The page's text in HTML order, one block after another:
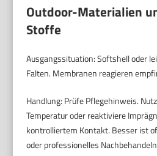
Outdoor-Materialien
Stoffe
Ausgangssituation: Softshell oder
Falten. Membranen reagieren
Handlung: Prüfe Pflegehinweis.
Temperatur oder reaktiviere
kontrolliertem Kontakt. Besser ist
oder professionelles